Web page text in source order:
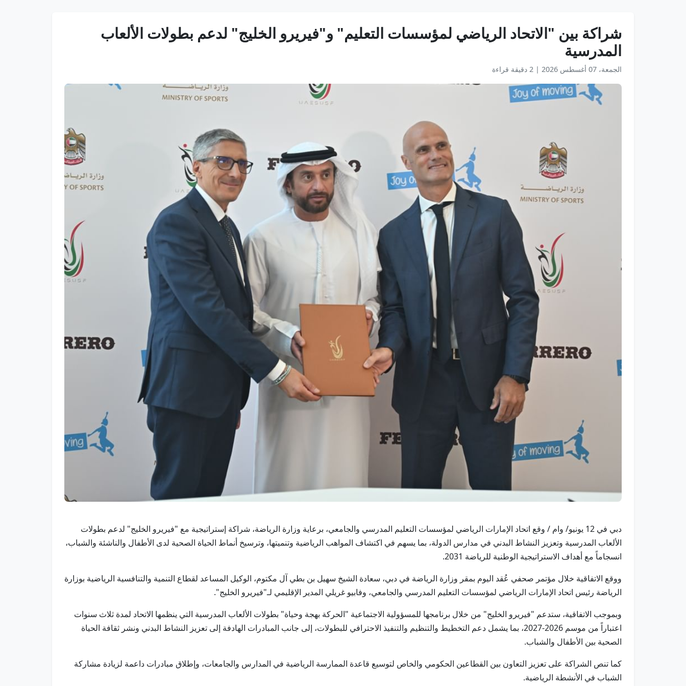
شراكة بين "الاتحاد الرياضي لمؤسسات التعليم" و"فيريرو الخليج" لدعم بطولات الألعاب
المدرسية
الجمعة، 07 أغسطس 2026 | 2 دقيقة قراءة
دبي في 12 يونيو/ وام / وقع اتحاد الإمارات الرياضي لمؤسسات التعليم المدرسي والجامعي، برعاية وزارة الرياضة، شراكة إستراتيجية مع "فيريرو الخليج" لدعم بطولات
الألعاب المدرسية وتعزيز النشاط البدني في مدارس الدولة، بما يسهم في اكتشاف المواهب الرياضية وتنميتها، وترسيخ أنماط الحياة الصحية لدى الأطفال والناشئة والشباب،
انسجاماً مع أهداف الاستراتيجية الوطنية للرياضة 2031.
ووقع الاتفاقية خلال مؤتمر صحفي عُقد اليوم بمقر وزارة الرياضة في دبي، سعادة الشيخ سهيل بن بطي آل مكتوم، الوكيل المساعد لقطاع التنمية والتنافسية الرياضية بوزارة
الرياضة رئيس اتحاد الإمارات الرياضي لمؤسسات التعليم المدرسي والجامعي، وفابيو غريلي المدير الإقليمي لـ"فيريرو الخليج".
وبموجب الاتفاقية، ستدعم "فيريرو الخليج" من خلال برنامجها للمسؤولية الاجتماعية "الحركة بهجة وحياة" بطولات الألعاب المدرسية التي ينظمها الاتحاد لمدة ثلاث سنوات
اعتباراً من موسم 2026-2027، بما يشمل دعم التخطيط والتنظيم والتنفيذ الاحترافي للبطولات، إلى جانب المبادرات الهادفة إلى تعزيز النشاط البدني ونشر ثقافة الحياة
الصحية بين الأطفال والشباب.
كما تنص الشراكة على تعزيز التعاون بين القطاعين الحكومي والخاص لتوسيع قاعدة الممارسة الرياضية في المدارس والجامعات، وإطلاق مبادرات داعمة لزيادة مشاركة
الشباب في الأنشطة الرياضية.